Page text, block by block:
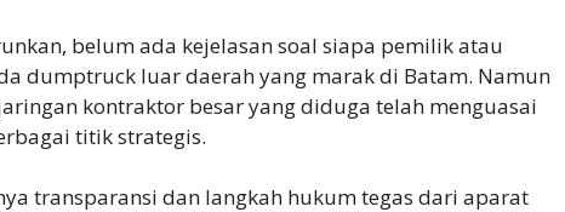
belum ada kejelasan soal siapa pemilik atau
dumptruck luar daerah yang marak di Batam. Namun
kontraktor besar yang diduga telah menguasai
titik strategis.
transparansi dan langkah hukum tegas dari aparat